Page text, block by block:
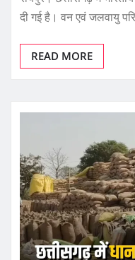
दी गई है। वन एवं जलवायु
READ MORE